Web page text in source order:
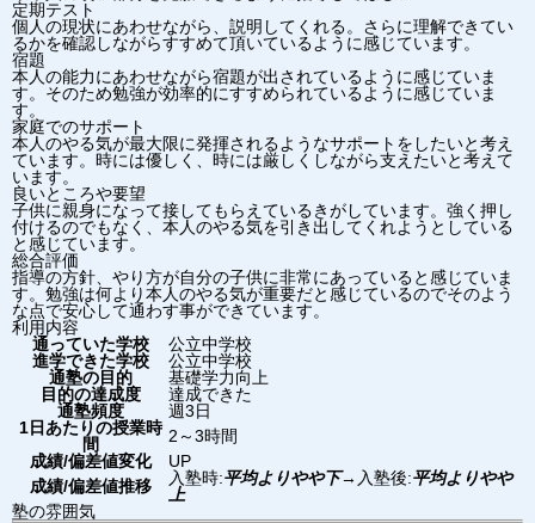
定期テスト
個人の現状にあわせながら、説明してくれる。さらに理解できてい
るかを確認しながらすすめて頂いているように感じています。
宿題
本人の能力にあわせながら宿題が出されているように感じていま
す。そのため勉強が効率的にすすめられているように感じていま
す。
家庭でのサポート
本人のやる気が最大限に発揮されるようなサポートをしたいと考え
ています。時には優しく、時には厳しくしながら支えたいと考えて
います。
良いところや要望
子供に親身になって接してもらえているきがしています。強く押し
付けるのでもなく、本人のやる気を引き出してくれようとしている
と感じています。
総合評価
指導の方針、やり方が自分の子供に非常にあっていると感じていま
す。勉強は何より本人のやる気が重要だと感じているのでそのよう
な点で安心して通わす事ができています。
利用内容
通っていた学校
公立中学校
進学できた学校
公立中学校
通塾の目的
基礎学力向上
目的の達成度
達成できた
通塾頻度
週3日
1日あたりの授業時
間
2～3時間
成績/偏差値変化
UP
成績/偏差値推移
入塾時:平均よりやや下→ 入塾後:平均よりやや
上
塾の雰囲気